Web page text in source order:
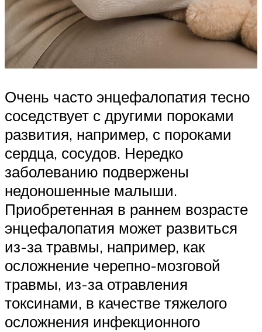
Очень часто энцефалопатия тесно
соседствует с другими пороками
развития, например, с пороками
сердца, сосудов. Нередко
заболеванию подвержены
недоношенные малыши.
Приобретенная в раннем возрасте
энцефалопатия может развиться
из-за травмы, например, как
осложнение черепно-мозговой
травмы, из-за отравления
токсинами, в качестве тяжелого
осложнения инфекционного